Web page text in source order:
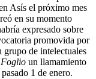
Asís el próximo mes
en su momento
expresado sobre
promovida por
grupo de intelectuales
un llamamiento
1 de enero.